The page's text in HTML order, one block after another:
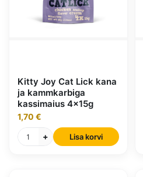
Kitty Joy Cat Lick kana
ja kammkarbiga
kassimaius 4x15g
1,70 €
+
Lisa korvi